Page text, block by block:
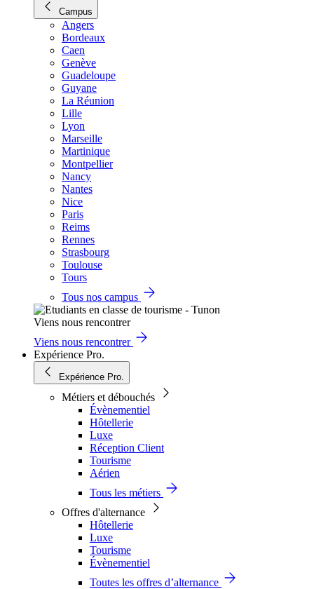
Campus
Angers
Bordeaux
Caen
Genève
Guadeloupe
Guyane
La Réunion
Lille
Lyon
Marseille
Martinique
Montpellier
Nancy
Nantes
Nice
Paris
Reims
Rennes
Strasbourg
Toulouse
Tours
Tous nos campus
Viens nous rencontrer
Viens nous rencontrer
Expérience Pro.
Expérience Pro.
Métiers et débouchés
Évènementiel
Hôtellerie
Luxe
Réception Client
Tourisme
Aérien
Tous les métiers
Offres d'alternance
Hôtellerie
Luxe
Tourisme
Évènementiel
Toutes les offres d’alternance